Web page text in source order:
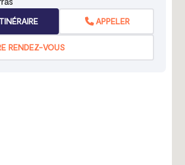
APPELER
RENDEZ-VOUS